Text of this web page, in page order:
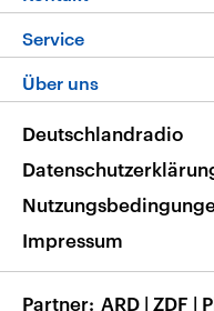
Die Nachrichten
Neue Beiträge
Podcasts
Nachrichten App
Frequenzen
Hörerservice
Service
FAQ
Veranstaltungen
Musikliste
RSS
Über uns
Barrierefreiheit
Deutschlandradio
Impressum
Partner ARD | ZDF |